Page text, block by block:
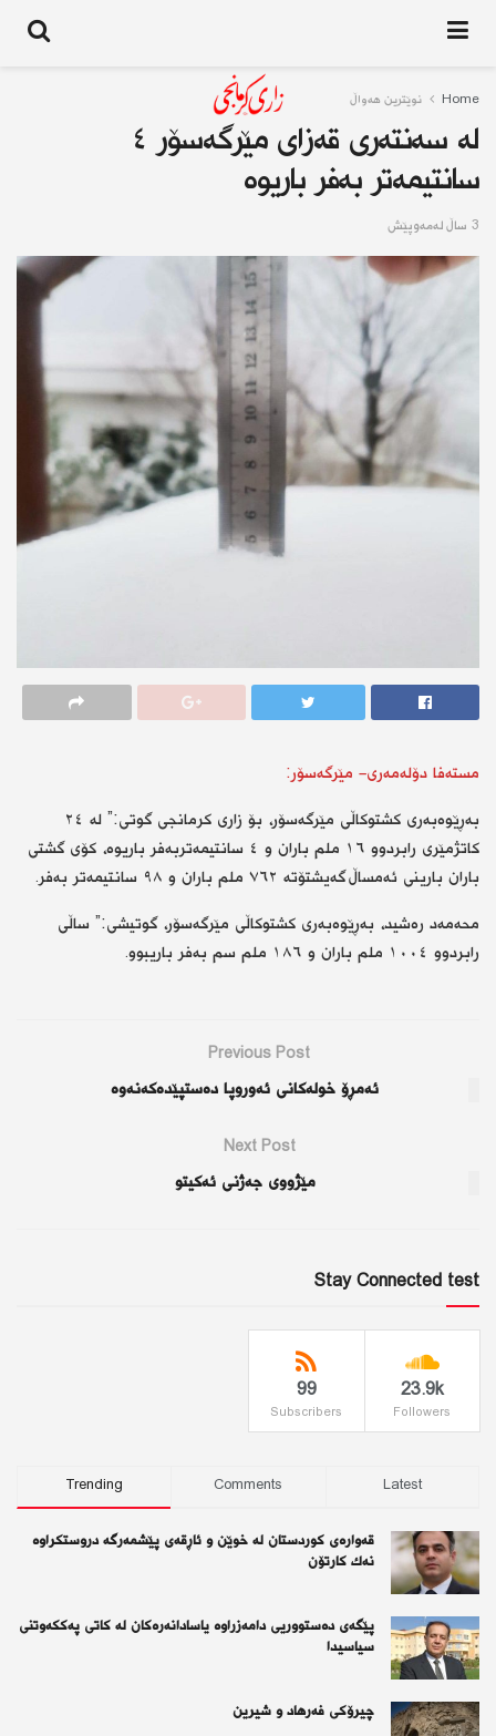
Home نوێترین هەواڵ
لە سەنتەری قەزای مێرگەسۆر ٤
سانتیمەتر بەفر باریوە
3 ساڵ له‌مه‌وپێش
مستەفا دۆلەمەری- مێرگەسۆر:
بەڕێوەبەری کشتوکاڵی مێرگەسۆر، بۆ زاری کرمانجی گوتی:” لە ٢٤
کاتژمێری رابردوو ١٦ ملم باران و ٤ سانتیمەتربەفر باریوە، کۆی گشتی
باران بارینی ئەمساڵ گەیشتۆتە ٧٦٢ ملم باران و ٩٨ سانتیمەتر بەفر.
محەمەد رەشید، بەڕێوەبەری کشتوکاڵی مێرگەسۆر، گوتیشی:” ساڵی
رابردوو ١٠٠٤ ملم باران و ١٨٦ ملم سم بەفر باریبوو.
Previous Post
ئەمڕۆ خولەكانی ئەوروپا دەستپێدەكەنەوە
Next Post
مێژووی جەژنی ئەکیتو
Stay Connected test
23.9k
Followers
99
Subscribers
Trending Comments Latest
قەوارەی كوردستان لە خوێن و ئاڕقەی پێشمەرگە دروستكراوە
نەك كارتۆن
پێگەی دەستووریی دامەزراوە یاسادانەرەكان لە كاتی پەككەوتنی
سیاسیدا
چیرۆكی فەرهاد و شیرین